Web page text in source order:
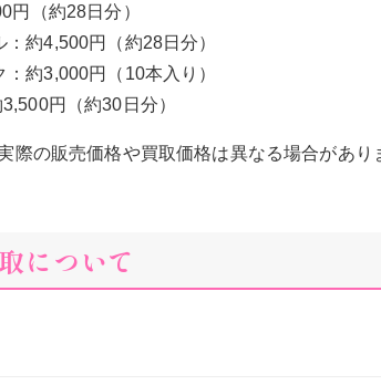
円（約28日分）
約4,500円（約28日分）
約3,000円（10本入り）
円（約30日分）
際の販売価格や買取価格は異なる場合があり
について